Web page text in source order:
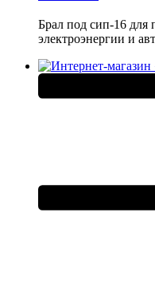
Брал под сип-16 для
электроэнергии и